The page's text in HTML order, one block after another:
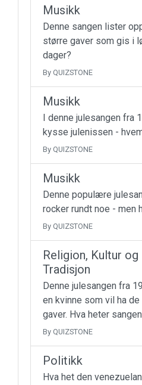
Musikk
Denne sangen lister
større gaver som gis i
dager?
By QUIZSTONE
Musikk
I denne julesangen fra
kysse julenissen -
By QUIZSTONE
Musikk
Denne populære
rocker rundt noe - men
By QUIZSTONE
Religion, Kultur og
Tradisjon
Denne julesangen fra
en kvinne som vil ha
gaver. Hva heter
By QUIZSTONE
Politikk
Hva het den